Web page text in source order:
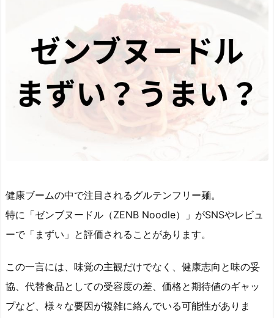
健康ブームの中で注目されるグルテンフリー麺。
特に「ゼンブヌードル（ZENB Noodle）」がSNSやレビュ
ーで「まずい」と評価されることがあります。
この一言には、味覚の主観だけでなく、健康志向と味の妥
協、代替食品としての受容度の差、価格と期待値のギャッ
プなど、様々な要因が複雑に絡んでいる可能性がありま